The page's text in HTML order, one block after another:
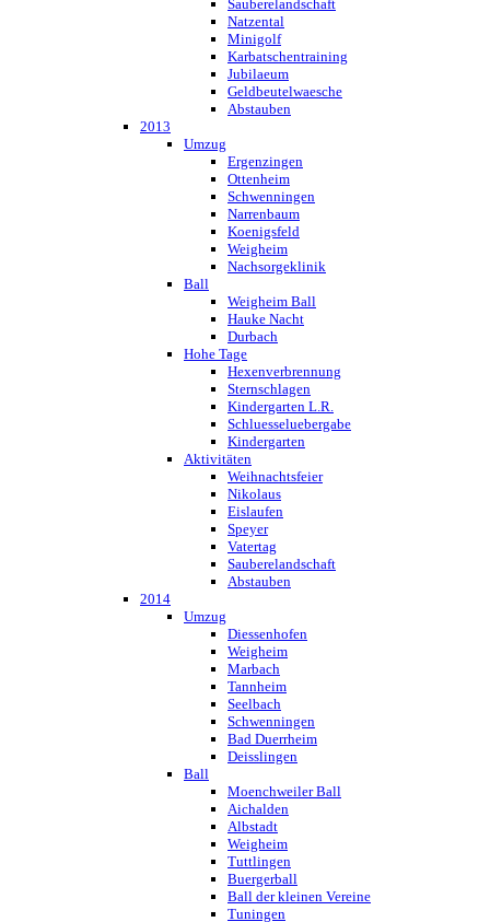
Sauberelandschaft
Natzental
Minigolf
Karbatschentraining
Jubilaeum
Geldbeutelwaesche
Abstauben
2013
Umzug
Ergenzingen
Ottenheim
Schwenningen
Narrenbaum
Koenigsfeld
Weigheim
Nachsorgeklinik
Ball
Weigheim Ball
Hauke Nacht
Durbach
Hohe Tage
Hexenverbrennung
Sternschlagen
Kindergarten L.R.
Schluesseluebergabe
Kindergarten
Aktivitäten
Weihnachtsfeier
Nikolaus
Eislaufen
Speyer
Vatertag
Sauberelandschaft
Abstauben
2014
Umzug
Diessenhofen
Weigheim
Marbach
Tannheim
Seelbach
Schwenningen
Bad Duerrheim
Deisslingen
Ball
Moenchweiler Ball
Aichalden
Albstadt
Weigheim
Tuttlingen
Buergerball
Ball der kleinen Vereine
Tuningen